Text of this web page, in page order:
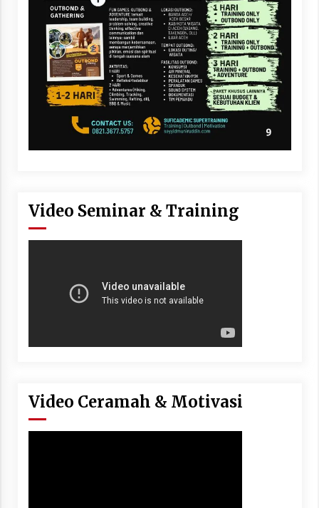
Video Seminar & Training
Video Ceramah & Motivasi